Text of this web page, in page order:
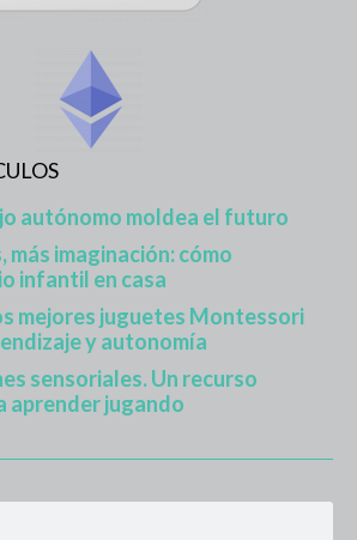
autónomo moldea el futuro
imaginación: cómo
infantil en casa
mejores juguetes Montessori
y autonomía
sensoriales. Un recurso
aprender jugando